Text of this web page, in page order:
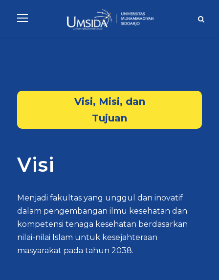
Visi, Misi, dan
Tujuan
Visi
Menjadi fakultas yang unggul dan inovatif
dalam pengembangan ilmu kesehatan dan
kompetensi tenaga kesehatan berdasarkan
nilai-nilai Islam untuk kesejahteraan
masyarakat pada tahun 2038.